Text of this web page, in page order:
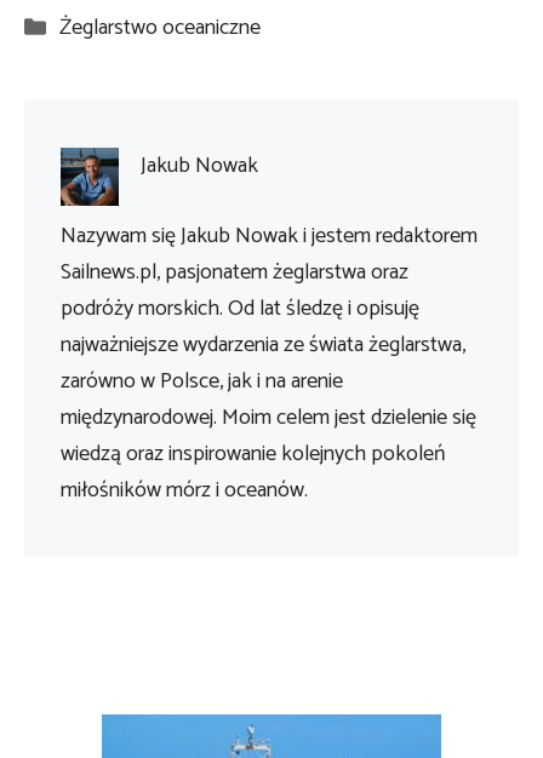
Kategorie
Żeglarstwo oceaniczne
Jakub Nowak
Nazywam się Jakub Nowak i jestem redaktorem
Sailnews.pl, pasjonatem żeglarstwa oraz
podróży morskich. Od lat śledzę i opisuję
najważniejsze wydarzenia ze świata żeglarstwa,
zarówno w Polsce, jak i na arenie
międzynarodowej. Moim celem jest dzielenie się
wiedzą oraz inspirowanie kolejnych pokoleń
miłośników mórz i oceanów.